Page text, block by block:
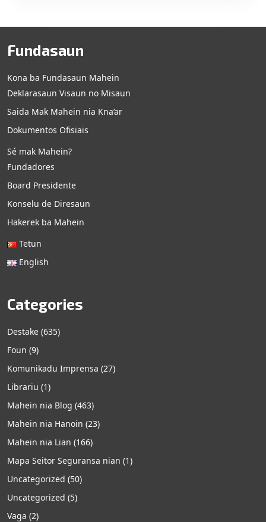
Fundasaun
Kona ba Fundasaun Mahein
Deklarasaun Visaun no Misaun
Saida Mak Mahein nia Kna’ar
Dokumentos Ofisiais
Sé mak Mahein?
Fundadores
Board Presidente
Konselu de Diresaun
Hakerek ba Mahein
Tetun
English
Categories
Destake (635)
Foun (9)
Komunikadu Imprensa (27)
Librariu (1)
Mahein nia Blog (463)
Mahein nia Hanoin (23)
Mahein nia Lian (166)
Mapa Seitor Seguransa nian (1)
Uncategorized (50)
Uncategorized (5)
Vaga (2)